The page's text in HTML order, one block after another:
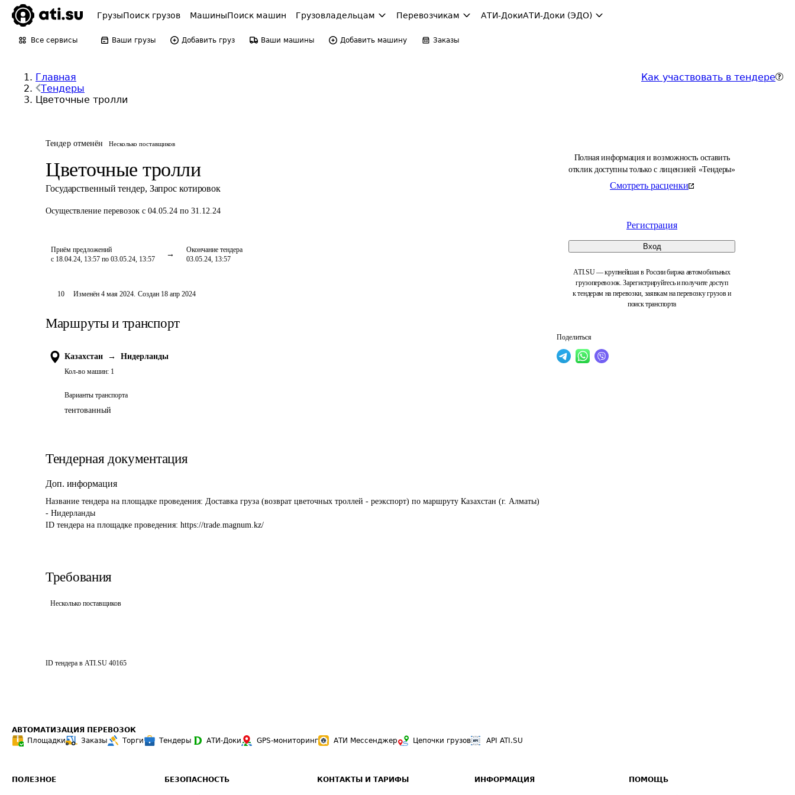
ГрузыПоиск грузов МашиныПоиск машин Грузовладельцам Перевозчикам АТИ-ДокиАТИ-Доки (ЭДО)
Все сервисы Ваши грузы Добавить груз Ваши машины Добавить машину Заказы
Главная
Тендеры
Цветочные тролли
Как участвовать в тендере
Тендер отменён Несколько поставщиков
Цветочные тролли
Государственный тендер, Запрос котировок
Осуществление перевозок с 04.05.24 по 31.12.24
Приём предложений
с 18.04.24, 13:57 по 03.05.24, 13:57
Окончание тендера
03.05.24, 13:57
Полная информация и возможность оставить
отклик доступны только с лицензией «Тендеры»
Смотреть расценки
Регистрация
Вход
ATI.SU — крупнейшая в России биржа автомобильных
грузоперевозок. Зарегистрируйтесь и получите доступ
к тендерам на перевозки, заявкам на перевозку грузов и
поиск транспорта
Поделиться
10 Изменён4 мая 2024. Создан 18 апр 2024
Маршруты и транспорт
Казахстан → Нидерланды
Кол-во машин: 1
Варианты транспорта
тентованный
Тендерная документация
Доп. информация
Название тендера на площадке проведения: Доставка груза (возврат цветочных троллей - реэкспорт) по маршруту Казахстан (г. Алматы)
- Нидерланды
ID тендера на площадке проведения: https://trade.magnum.kz/
Требования
Несколько поставщиков
ID тендера в ATI.SU 40165
АВТОМАТИЗАЦИЯ ПЕРЕВОЗОК
Площадки
Заказы Торги Тендеры АТИ-Доки GPS-мониторинг АТИ Мессенджер Цепочки грузов API ATI.SU
ПОЛЕЗНОЕ БЕЗОПАСНОСТЬ КОНТАКТЫ И ТАРИФЫ ИНФОРМАЦИЯ ПОМОЩЬ